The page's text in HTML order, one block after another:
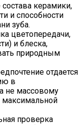
керамики,
и способности
зуба.
цветопередачи,
и блеска,
природным
отдается
в
не массовому
максимальной
проверка